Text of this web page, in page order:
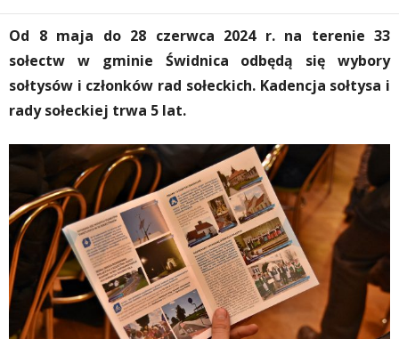
Od 8 maja do 28 czerwca 2024 r. na terenie 33
sołectw w gminie Świdnica odbędą się wybory
sołtysów i członków rad sołeckich. Kadencja sołtysa i
rady sołeckiej trwa 5 lat.